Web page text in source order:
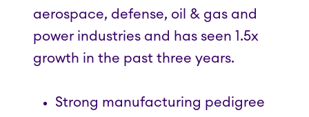
aerospace, defense, oil & gas and
power industries and has seen 1.5x
growth in the past three years.
Strong manufacturing pedigree